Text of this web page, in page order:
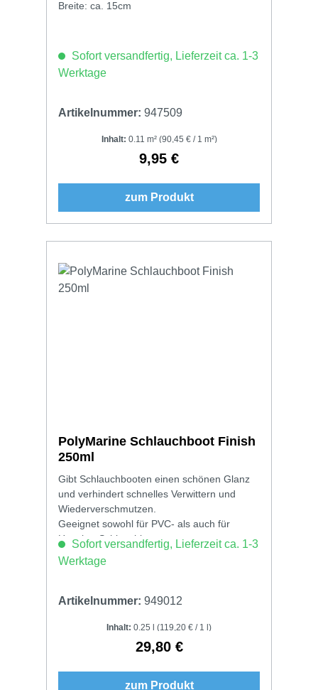
Breite: ca. 15cm
Sofort versandfertig, Lieferzeit ca. 1-3
Werktage
Artikelnummer: 947509
Inhalt: 0.11 m² (90,45 € / 1 m²)
Regulärer Preis:
9,95 €
zum Produkt
PolyMarine Schlauchboot Finish
250ml
Gibt Schlauchbooten einen schönen Glanz
und verhindert schnelles Verwittern und
Wiederverschmutzen.
Geeignet sowohl für PVC- als auch für
Hypalon-Schlauchboote.
Sofort versandfertig, Lieferzeit ca. 1-3
Werktage
Artikelnummer: 949012
Inhalt: 0.25 l (119,20 € / 1 l)
Regulärer Preis:
29,80 €
zum Produkt